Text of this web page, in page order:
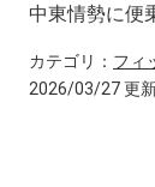
中東情勢に便
カテゴリ： フィ
2026/03/27 更